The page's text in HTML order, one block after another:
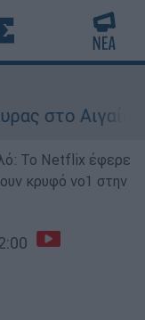
Αιγαίο:
Το Netflix έφερε
κρυφό νο1 στην